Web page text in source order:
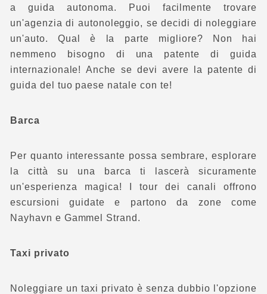
a guida autonoma. Puoi facilmente trovare
un'agenzia di autonoleggio, se decidi di noleggiare
un'auto. Qual è la parte migliore? Non hai
nemmeno bisogno di una patente di guida
internazionale! Anche se devi avere la patente di
guida del tuo paese natale con te!
Barca
Per quanto interessante possa sembrare, esplorare
la città su una barca ti lascerà sicuramente
un'esperienza magica! I tour dei canali offrono
escursioni guidate e partono da zone come
Nayhavn e Gammel Strand.
Taxi privato
Noleggiare un taxi privato è senza dubbio l'opzione